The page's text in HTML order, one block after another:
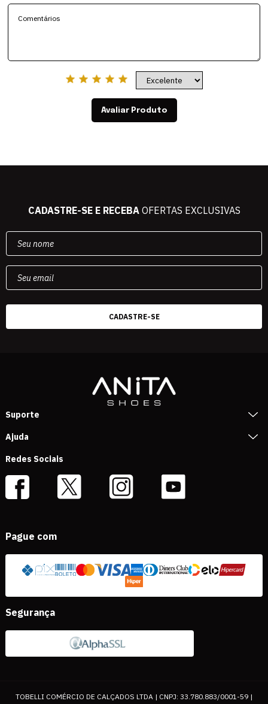
Avaliar Produto
CADASTRE-SE E RECEBAOFERTAS EXCLUSIVAS
Suporte
Ajuda
Redes Sociais
Pague com
Segurança
TOBELLI COMÉRCIO DE CALÇADOS LTDA | CNPJ: 33.780.883/0001-59 |